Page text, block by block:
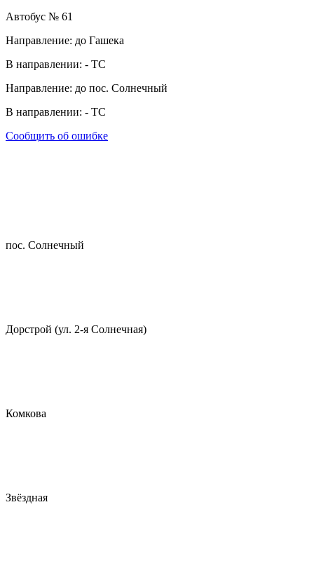
Автобус № 61
Направление: до Гашека
В направлении: - ТС
Направление: до пос. Солнечный
В направлении: - ТС
Сообщить об ошибке
пос. Солнечный
Дорстрой (ул. 2-я Солнечная)
Комкова
Звёздная